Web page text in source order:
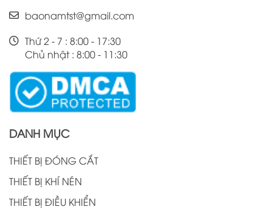
baonamtst@gmail.com
Thứ 2 - 7 : 8:00 - 17:30
Chủ nhật : 8:00 - 11:30
DANH MỤC
THIẾT BỊ ĐÓNG CẮT
THIẾT BỊ KHÍ NÉN
THIẾT BỊ ĐIỀU KHIỂN